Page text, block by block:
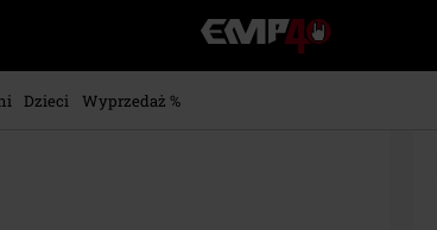
EMP
-
Merch
Dzieci
Wyprzedaż %